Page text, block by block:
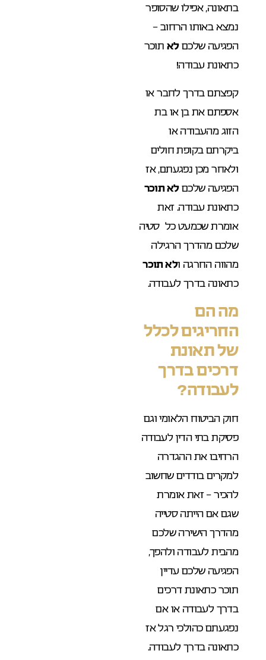
בתאונה, אפילו שהסופר
נמצא באותו הרחוב –
הפגיעה שלכםלא תוכר
כתאונת עבודה!
קפצתם בדרך לחבר או
אספתם את בן או בת
הזוג מהעבודה או
ביקרתם בקופת חולים
ולאחר מכן נפגעתם, אז
הפגיעה שלכםלא תוכר
כתאונת עבודה. זאת
אומרת שכמעט כל סטיה
שלכם מהדרך הרגילה
מהווה החרגה ולא תוכר
כתאונה בדרך לעבודה.
מה הם
החריגים לכלל
של תאונת
דרכים בדרך
לעבודה?
חוק הביטוח הלאומי וגם
פסיקת בתי הדין לעבודה
הרחיבו את ההגדרה
למקרים בודדים שחשוב
להכיר – זאת אומרת
שגם אם הייתה סטייה
מהדרך הישירה שלכם
מהבית לעבודה ולהפך,
הפגיעה שלכם עדיין
תוכר כתאונת דרכים
בדרך לעבודה או אם
נפגעתם כהולכי רגל אז
כתאונה בדרך לעבודה.